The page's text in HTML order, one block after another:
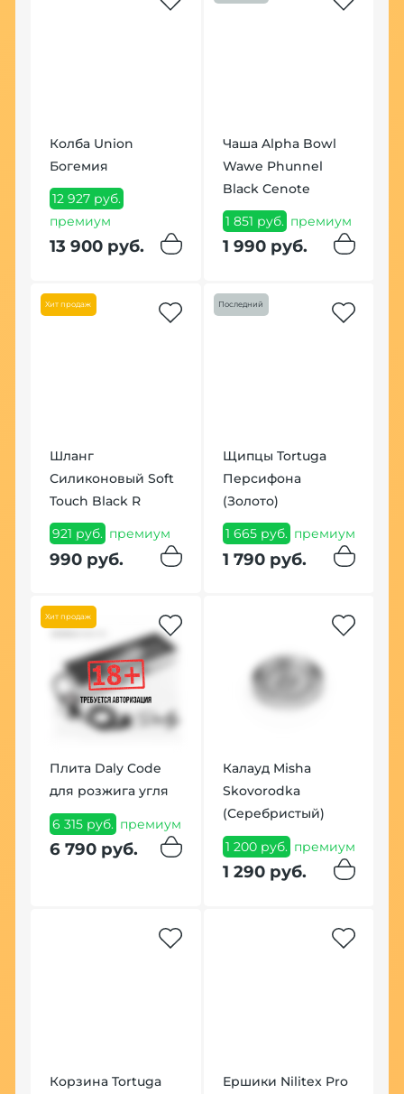
Колба Union
Богемия
12 927 руб.
премиум
13 900 руб.
Чаша Alpha Bowl
Wawe Phunnel
Black Cenote
1 851 руб. премиум
1 990 руб.
Хит продаж
Шланг
Силиконовый Soft
Touch Black R
921 руб. премиум
990 руб.
Последний
Щипцы Tortuga
Персифона
(Золото)
1 665 руб. премиум
1 790 руб.
Хит продаж
Плита Daly Code
для розжига угля
6 315 руб. премиум
6 790 руб.
Калауд Misha
Skovorodka
(Серебристый)
1 200 руб. премиум
1 290 руб.
Корзина Tortuga
Ершики Nilitex Pro